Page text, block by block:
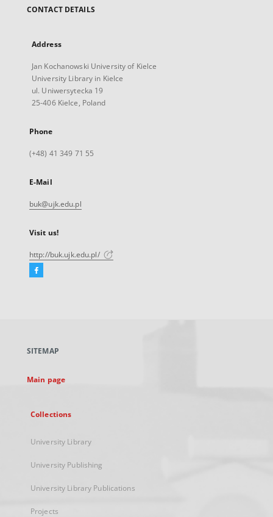
CONTACT DETAILS
Address
Jan Kochanowski University of Kielce
University Library in Kielce
ul. Uniwersytecka 19
25-406 Kielce, Poland
Phone
(+48) 41 349 71 55
E-Mail
buk@ujk.edu.pl
Visit us!
http://buk.ujk.edu.pl/
Facebook
new
SITEMAP
Main page
Collections
University Library
University Publishing
University Library Publications
Projects